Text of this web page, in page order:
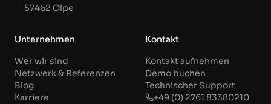
57462 Olpe
Unternehmen
Wer wir sind
Netzwerk & Referenzen
Blog
Karriere
Kontakt
Kontakt aufnehmen
Demo buchen
Technischer Support
+49 (0) 2761 83380210